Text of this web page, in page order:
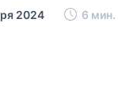
2024 6 мин.